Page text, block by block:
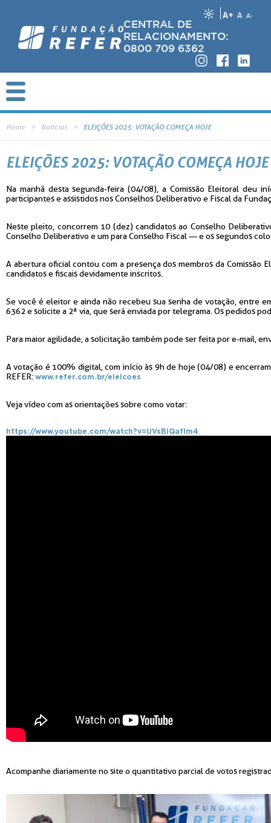
A+ A A-
CENTRAL DE
RELACIONAMENTO:
0800 709 6362
Home Notícias ELEIÇÕES 2025: VOTAÇÃO COMEÇA HOJE
ELEIÇÕES 2025: VOTAÇÃO COMEÇA HOJE
Na manhã desta segunda-feira (04/08), a Comissão Eleitoral deu
participantes e assistidos nos Conselhos Deliberativo e Fiscal da
Neste pleito, concorrem 10 (dez) candidatos ao Conselho
Conselho Deliberativo e um para Conselho Fiscal — e os segundos
A abertura oficial contou com a presença dos membros da
candidatos e fiscais devidamente inscritos.
Se você é eleitor e ainda não recebeu sua senha de votação, entre
6362 e solicite a 2ª via, que será enviada por telegrama. Os pedidos
Para maior agilidade, a solicitação também pode ser feita por e-mail,
A votação é 100% digital, com início às 9h de hoje (04/08) e
REFER: www.refer.com.br/eleicoes
Veja vídeo com as orientações sobre como votar:
https://www.youtube.com/watch?v=UVsBiQafIm4
Acompanhe diariamente no site o quantitativo parcial de votos